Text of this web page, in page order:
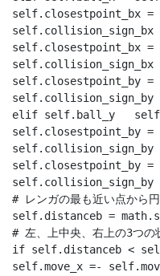
self.closestpoint_bx =
self.collision_sign_bx
self.closestpoint_bx
self.closestpoint_by
self.collision_sign_by
elif self.ball_y
self.closestpoint_by
self.collision_sign_by
self.closestpoint_by
self.collision_sign_by
# レンガの最も近い点から
self.distanceb =
# 左、上中央、右上の3つの
if self.distanceb <
self.move_x =-